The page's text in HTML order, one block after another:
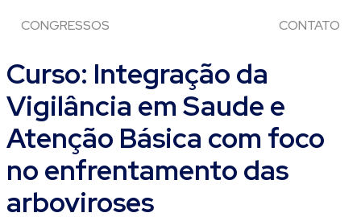
CONGRESSOS CONTATO
Curso: Integração da
Vigilância em Saude e
Atenção Básica com foco
no enfrentamento das
arboviroses